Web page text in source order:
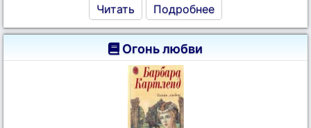
Читать Подробнее
Огонь любви